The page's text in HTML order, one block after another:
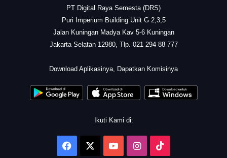
PT Digital Raya Semesta (DRS)
Puri Imperium Building Unit G 2,3,5
Jalan Kuningan Madya Kav 5-6 Kuningan
Jakarta Selatan 12980, Tlp. 021 294 88 777
Download Aplikasinya, Dapatkan Komisinya
Ikuti Kami di:
Facebook YouTubeInstagram